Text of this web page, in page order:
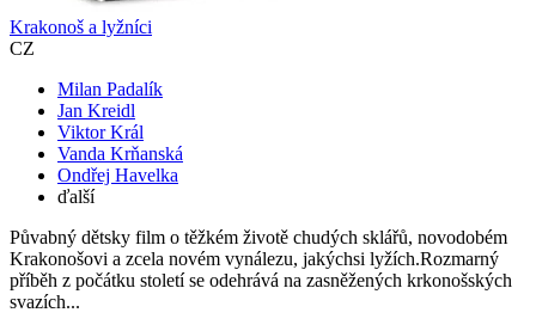
Krakonoš a lyžníci
CZ
Milan Padalík
Jan Kreidl
Viktor Král
Vanda Krňanská
Ondřej Havelka
ďalší
Půvabný dětsky film o těžkém životě chudých sklářů, novodobém
Krakonošovi a zcela novém vynálezu, jakýchsi lyžích.Rozmarný
příběh z počátku století se odehrává na zasněžených krkonošských
svazích...